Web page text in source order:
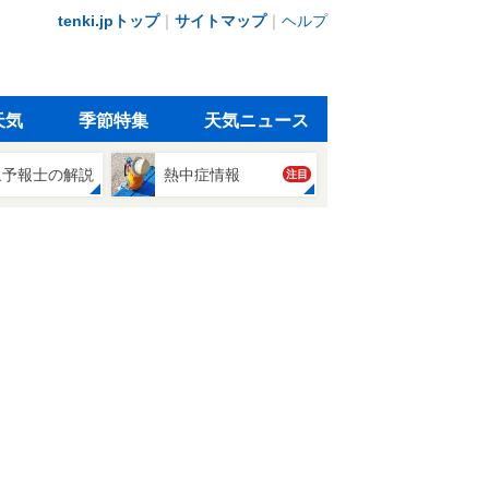
tenki.jpトップ｜ サイトマップ｜ ヘルプ
気 季節特集 天気ニュース
報士の解説 熱中症情報 注目